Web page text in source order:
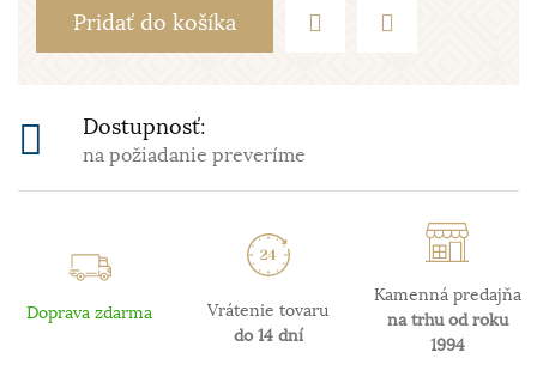
Pridať do košíka
Dostupnosť:
na požiadanie preveríme
Doprava zdarma
Vrátenie tovaru
do 14 dní
Kamenná predajňa
na trhu od roku
1994